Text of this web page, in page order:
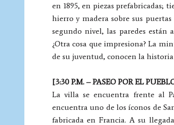
en 1895, en piezas prefabricadas;
hierro y madera sobre sus
segundo nivel, las paredes están
¿Otra cosa que impresiona? La
de su juventud, conocen la
[3:30 P.M. – PASEO POR EL
La villa se encuentra frente al
encuentra uno de los íconos de
fabricada en Francia. A su